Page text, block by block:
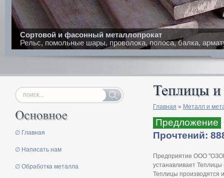
Сортовой и фасонный металлопрокат
Рельс, помольные шары, проволока, полоса, балка,
Главная » Металл и
Предложение
Прочтений:
Предприятие ООО
устанавливает
Теплицы производятся
∅ Главная
∅ Написать нам
∅ Обработка металла